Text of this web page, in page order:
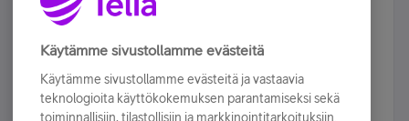
Älä jää paitsi – osallistu ja voita!
Tilaa Telian uutiskirje ja olet mukana arvonnassa.
sähköpostiisi.
Käytämme sivustollamme evästeitä
Käytämme sivustollamme evästeitä ja vastaavia
teknologioita käyttökokemuksen parantamiseksi sekä
toiminnallisiin, tilastollisiin ja markkinointitarkoituksiin.